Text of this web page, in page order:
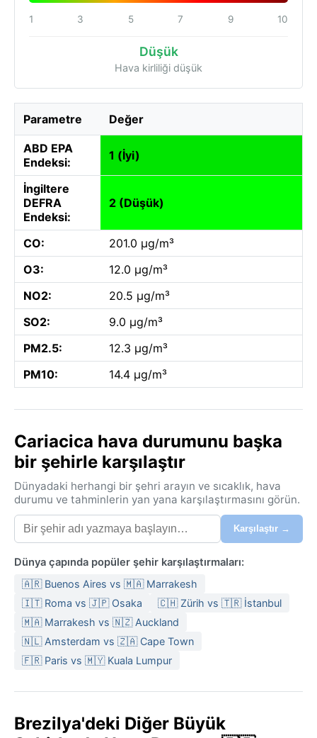
1 3 5 7 9 10
Düşük
Hava kirliliği düşük
Parametre Değer
ABD EPA
Endeksi:
1 (İyi)
İngiltere
DEFRA
Endeksi:
2 (Düşük)
CO:
201.0 µg/m³
O3:
12.0 µg/m³
NO2:
20.5 µg/m³
SO2:
9.0 µg/m³
PM2.5:
12.3 µg/m³
PM10:
14.4 µg/m³
Cariacica hava durumunu başka
bir şehirle karşılaştır
Dünyadaki herhangi bir şehri arayın ve sıcaklık, hava
durumu ve tahminlerin yan yana karşılaştırmasını görün.
Karşılaştır →
Dünya çapında popüler şehir karşılaştırmaları:
🇦🇷 Buenos Aires vs 🇲🇦 Marrakesh
🇮🇹 Roma vs 🇯🇵 Osaka
🇨🇭 Zürih vs 🇹🇷 İstanbul
🇲🇦 Marrakesh vs 🇳🇿 Auckland
🇳🇱 Amsterdam vs 🇿🇦 Cape Town
🇫🇷 Paris vs 🇲🇾 Kuala Lumpur
Brezilya'deki Diğer Büyük